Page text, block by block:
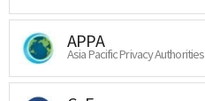
APPA
Asia Pacific Privacy Authorities